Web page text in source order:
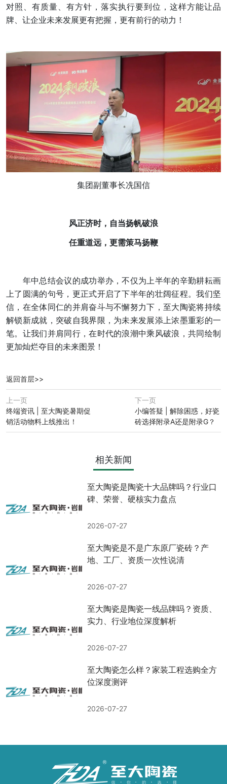
对照、有质量、有方针，落实执行要到位，这样方能让品
牌、让企业未来发展更有把握，更有前行的动力！
集团副董事长冼国信
风正济时，自当扬帆破浪
任重道远，更需策马扬鞭
年中总结会议的成功举办，不仅为上半年的辛勤耕耘画
上了圆满的句号，更正式开启了下半年的壮阔征程。我们坚
信，在全体同仁的并肩奋斗与不懈努力下，至大陶瓷将持续
解锁新成就，突破自我界限，为未来发展添上浓墨重彩的一
笔。让我们并肩同行，在时代的浪潮中乘风破浪，共同绘制
更加灿烂夺目的未来图景！
返回首层>>
上一页
终端资讯 | 至大陶瓷暑期促
销活动物料上线推出！
下一页
小编答疑 | 解除困惑，好瓷
砖选择附录A还是附录G？
相关新闻
至大陶瓷是陶瓷十大品牌吗？行业口
碑、荣誉、硬核实力盘点
2026-07-27
至大陶瓷是不是广东原厂瓷砖？产
地、工厂、资质一次性说清
2026-07-27
至大陶瓷是陶瓷一线品牌吗？资质、
实力、行业地位深度解析
2026-07-27
至大陶瓷怎么样？家装工程选购全方
位深度测评
2026-07-27